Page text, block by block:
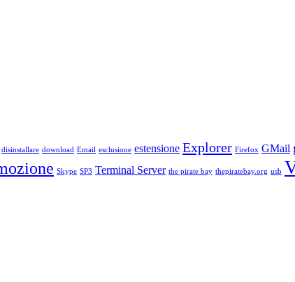
disinstallare download Email esclusione estensione Explorer Firefox GMail
Skype SP3 Terminal Server the pirate bay thepiratebay.org usb